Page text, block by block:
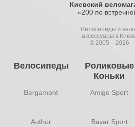
Киевский
«200 по
Велосипеды и
аксессуары в
© 2005 – 2026
Велосипеды
Bergamont
Author
Роликовые
Коньки
Amigo Sport
Bavar Sport